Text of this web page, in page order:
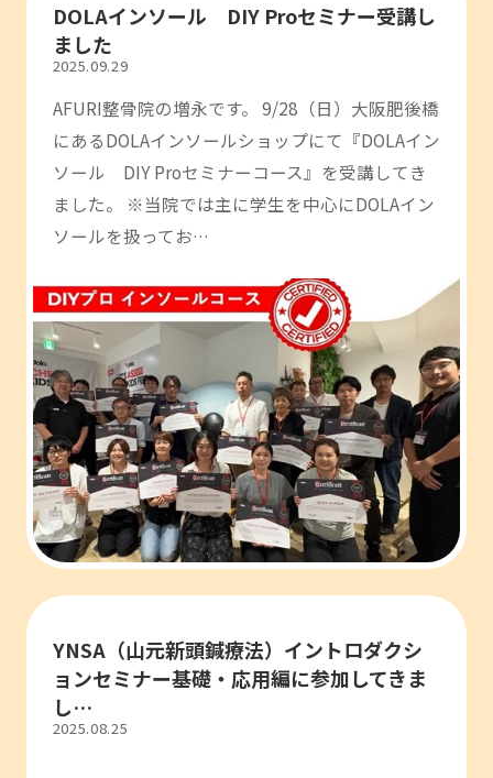
DOLAインソール DIY Proセミナー受講し
ました
2025.09.29
AFURI整骨院の増永です。 9/28（日）大阪肥後橋
にあるDOLAインソールショップにて『DOLAイン
ソール DIY Proセミナーコース』を受講してき
ました。 ※当院では主に学生を中心にDOLAイン
ソールを扱ってお…
YNSA（山元新頭鍼療法）イントロダクシ
ョンセミナー基礎・応用編に参加してきま
し…
2025.08.25